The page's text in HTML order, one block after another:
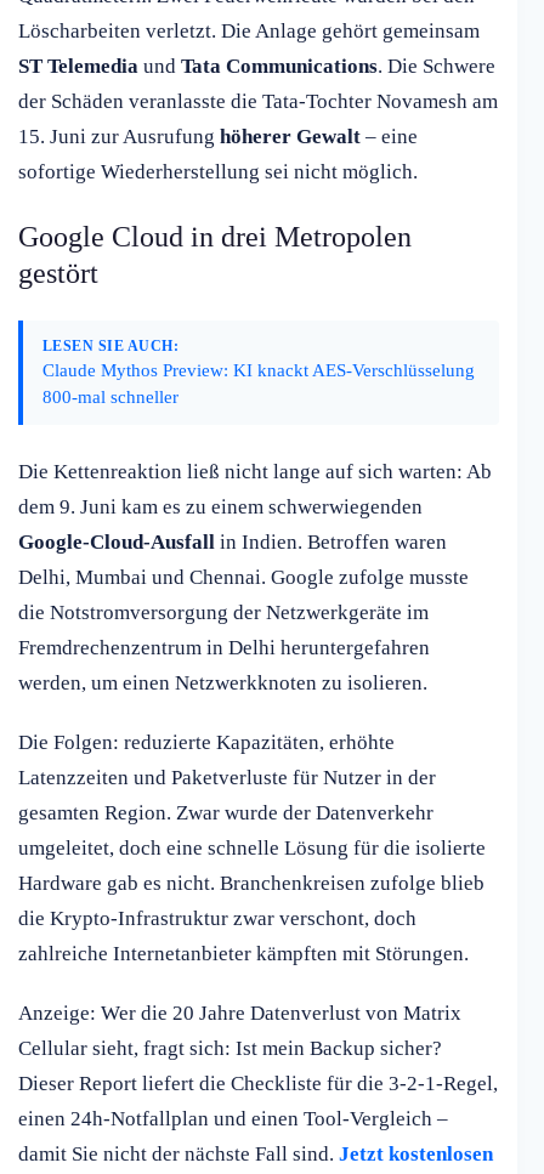
Löscharbeiten verletzt. Die Anlage gehört gemeinsam
ST Telemedia und Tata Communications. Die Schwere
der Schäden veranlasste die Tata-Tochter Novamesh am
15. Juni zur Ausrufung höherer Gewalt – eine
sofortige Wiederherstellung sei nicht möglich.
Google Cloud in drei Metropolen
gestört
LESEN SIE AUCH:
Claude Mythos Preview: KI knackt AES-Verschlüsselung
800-mal schneller
Die Kettenreaktion ließ nicht lange auf sich warten: Ab
dem 9. Juni kam es zu einem schwerwiegenden
Google-Cloud-Ausfall in Indien. Betroffen waren
Delhi, Mumbai und Chennai. Google zufolge musste
die Notstromversorgung der Netzwerkgeräte im
Fremdrechenzentrum in Delhi heruntergefahren
werden, um einen Netzwerkknoten zu isolieren.
Die Folgen: reduzierte Kapazitäten, erhöhte
Latenzzeiten und Paketverluste für Nutzer in der
gesamten Region. Zwar wurde der Datenverkehr
umgeleitet, doch eine schnelle Lösung für die isolierte
Hardware gab es nicht. Branchenkreisen zufolge blieb
die Krypto-Infrastruktur zwar verschont, doch
zahlreiche Internetanbieter kämpften mit Störungen.
Anzeige: Wer die 20 Jahre Datenverlust von Matrix
Cellular sieht, fragt sich: Ist mein Backup sicher?
Dieser Report liefert die Checkliste für die 3-2-1-Regel,
einen 24h-Notfallplan und einen Tool-Vergleich –
damit Sie nicht der nächste Fall sind. Jetzt kostenlosen